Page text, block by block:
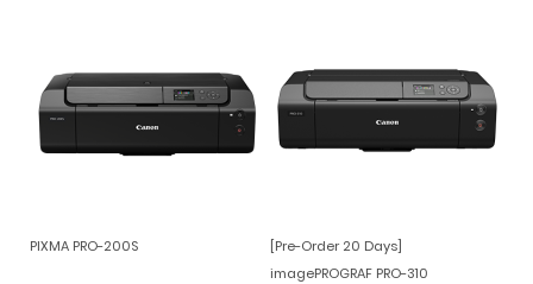
PIXMA PRO-200S
[Pre-Order 20 Days]
imagePROGRAF PRO-310